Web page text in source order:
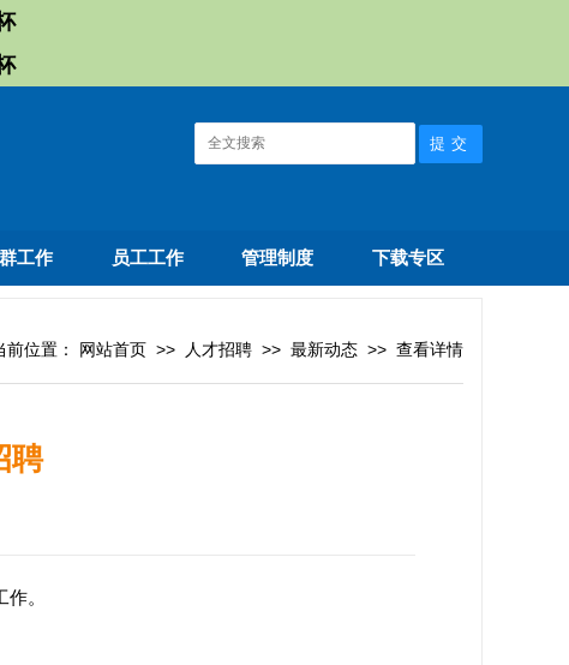
工作 员工工作 管理制度 下载专区
前位置： 网站首页 >> 人才招聘 >> 最新动态 >> 查看详情
聘
。